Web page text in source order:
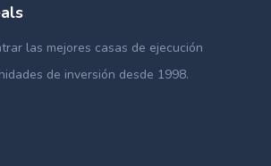
las mejores casas de ejecución
de inversión desde 1998.